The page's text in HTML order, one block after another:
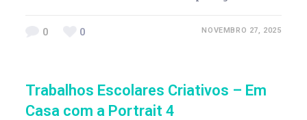
0 0 NOVEMBRO 27, 2025
Trabalhos Escolares Criativos – Em
Casa com a Portrait 4